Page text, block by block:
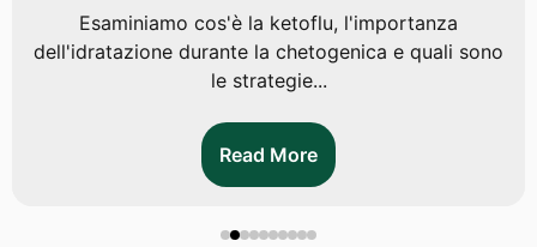
Esaminiamo cos'è la ketoflu, l'importanza
dell'idratazione durante la chetogenica e quali sono
le strategie...
Read More